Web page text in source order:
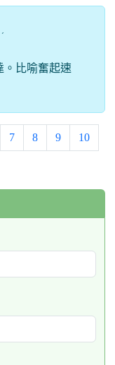
ˊ
。比喻奮起速
7 8 9 10